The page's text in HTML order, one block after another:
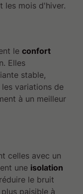
les mois d'hiver.
le confort
Elles
stable,
variations de
à un meilleur
celles avec un
une isolation
le bruit
paisible à